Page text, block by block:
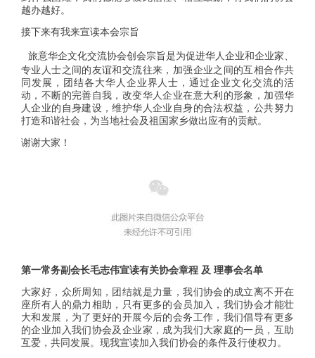
越办越好。
接下来有我来宣读本会宗旨
旅意华企文化交流协会创会宗旨是为促进华人企业和企业家、
专业人士之间的友谊和交流往来，加强企业之间的互相合作共
同发展，团结各大华人企业界人士，通过企业文化交流的活
动，不断的完善自我，改变华人企业在意大利的形象，加强华
人企业的自身建设，维护华人企业自身的合法权益，公共努力
打造和谐社会，为当地社会及祖国家乡做出应有的贡献。
谢谢大家！
第一常务副会长毛志伟宣读有关协会章程 及 理事会名单
大家好，众所周知，团结就是力量，我们协会的成立离不开在
座所有人的鼎力相助，只有更多的会员加入，我们协会才能壮
大和发展，为了更好的开展今后的会务工作，我们倡导有更多
的企业加入我们协会及企业家，成为我们大家庭的一员，互助
互爱，共同发展。现我宣读加入我们协会的条件及行使权力。